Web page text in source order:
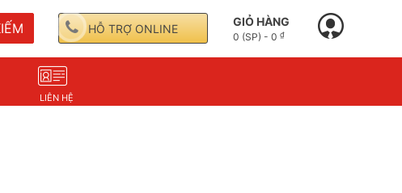
HỖ TRỢ ONLINE GIỎ HÀNG
0 (SP) - 0 ₫
LIÊN HỆ